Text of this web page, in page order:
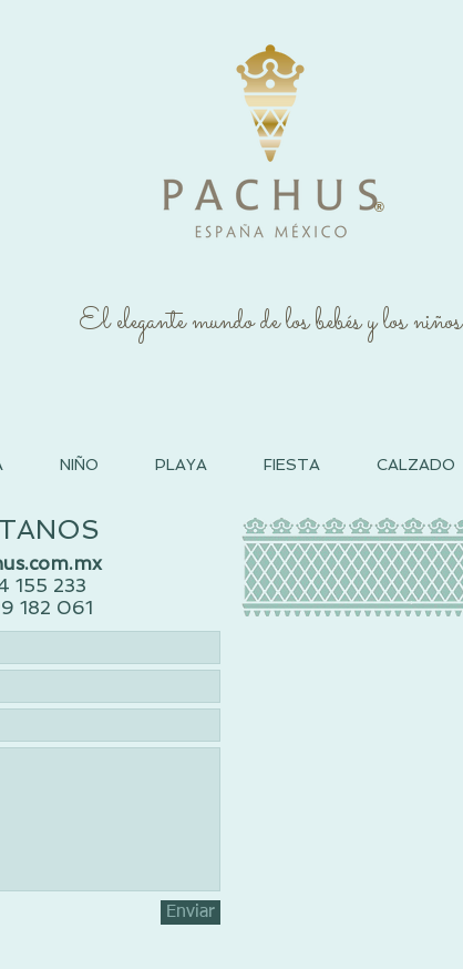
®
El elegante mundo de los bebés y los niños
NIÑO PLAYA FIESTA CALZADO
155 233
182 061
Enviar